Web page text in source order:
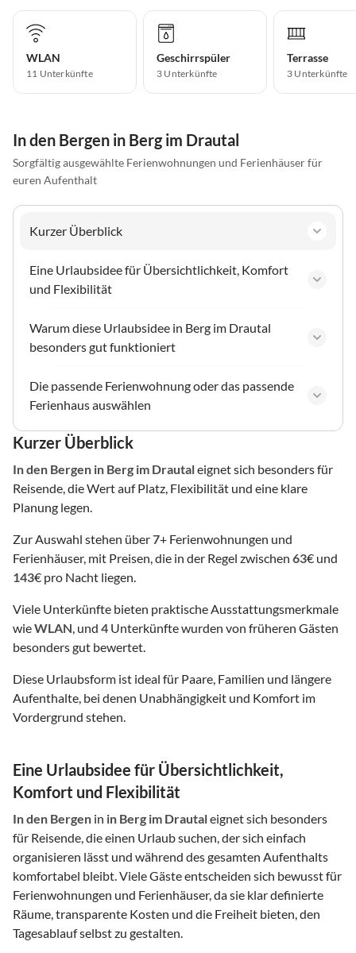
WLAN
11 Unterkünfte
Geschirrspüler
3 Unterkünfte
Terrasse
3 Unterkünfte
In den Bergen in Berg im Drautal
Sorgfältig ausgewählte Ferienwohnungen und Ferienhäuser für
euren Aufenthalt
Kurzer Überblick
Eine Urlaubsidee für Übersichtlichkeit, Komfort
und Flexibilität
Warum diese Urlaubsidee in Berg im Drautal
besonders gut funktioniert
Die passende Ferienwohnung oder das passende
Ferienhaus auswählen
Kurzer Überblick
In den Bergen in Berg im Drautaleignet sich besonders für
Reisende, die Wert auf Platz, Flexibilität und eine klare
Planung legen.
Zur Auswahl stehen über7+ Ferienwohnungen und
Ferienhäuser, mit Preisen, die in der Regel zwischen 63€ und
143€ pro Nacht liegen.
Viele Unterkünfte bieten praktische Ausstattungsmerkmale
wieWLAN , und 4 Unterkünfte wurden von früheren Gästen
besonders gut bewertet.
Diese Urlaubsform ist ideal für Paare, Familien und längere
Aufenthalte, bei denen Unabhängigkeit und Komfort im
Vordergrund stehen.
Eine Urlaubsidee für Übersichtlichkeit,
Komfort und Flexibilität
In den Bergen in in Berg im Drautaleignet sich besonders
für Reisende, die einen Urlaub suchen, der sich einfach
organisieren lässt und während des gesamten Aufenthalts
komfortabel bleibt. Viele Gäste entscheiden sich bewusst für
Ferienwohnungen und Ferienhäuser, da sie klar definierte
Räume, transparente Kosten und die Freiheit bieten, den
Tagesablauf selbst zu gestalten.